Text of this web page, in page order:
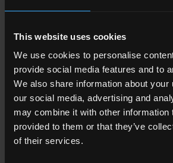
This website uses cookies
We use cookies to personalise
provide social media features and to
We also share information about your
our social media, advertising and
may combine it with other information
provided to them or that they’ve
of their services.